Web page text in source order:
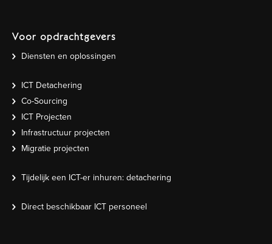
Voor opdrachtgevers
Diensten en oplossingen
ICT Detachering
Co-Sourcing
ICT Projecten
Infrastructuur projecten
Migratie projecten
Tijdelijk een ICT-er inhuren: detachering
Direct beschikbaar ICT personeel